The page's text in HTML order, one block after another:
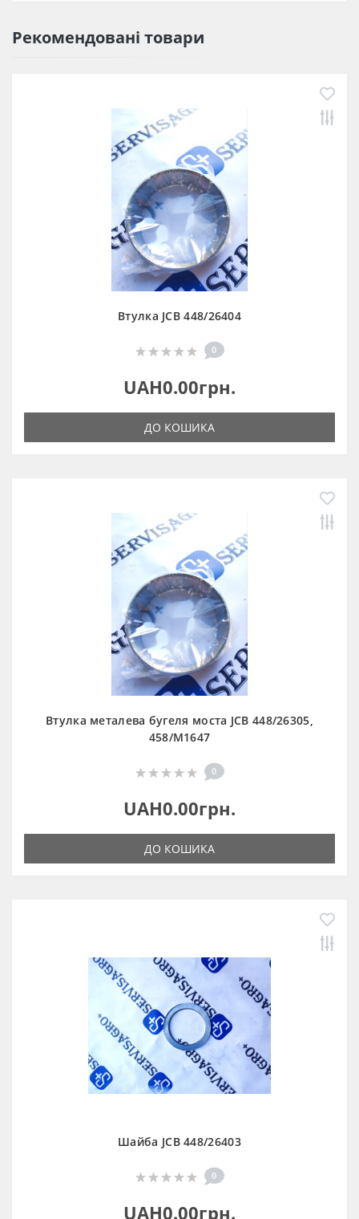
Рекомендовані товари
Втулка JCB 448/26404
0
UAH0.00грн.
ДО КОШИКА
Втулка металева бугеля моста JCB 448/26305,
458/M1647
0
UAH0.00грн.
ДО КОШИКА
Шайба JCB 448/26403
0
UAH0.00грн.